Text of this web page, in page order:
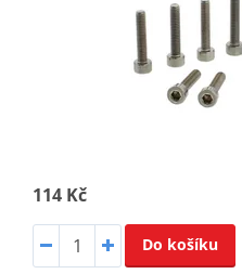
114 Kč
Do košíku